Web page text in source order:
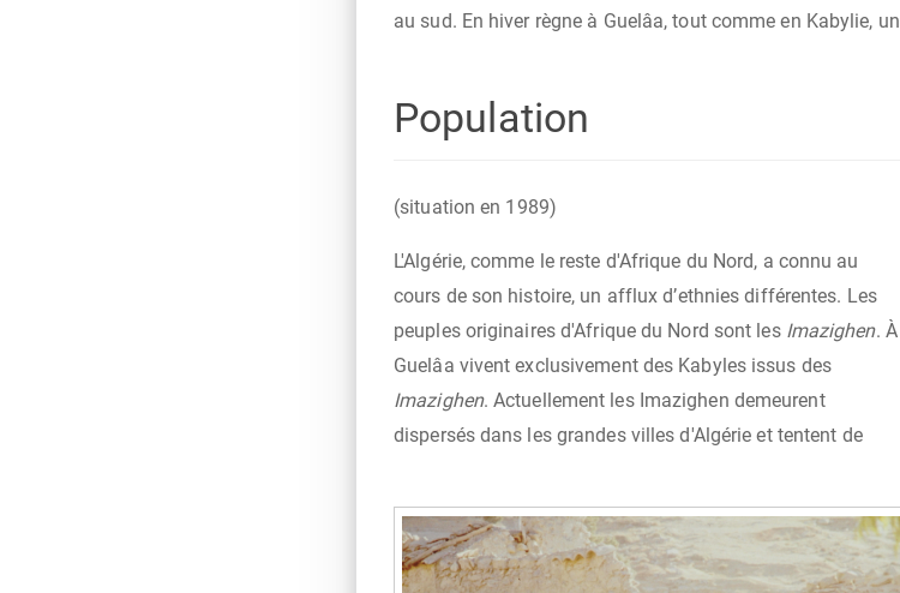
au sud. En hiver règne à Guelâa, tout comme en Kabylie, un
Population
(situation en 1989)
L'Algérie, comme le reste d'Afrique du Nord, a connu au
cours de son histoire, un afflux d’ethnies différentes. Les
peuples originaires d'Afrique du Nord sont les Imazighen. À
Guelâa vivent exclusivement des Kabyles issus des
Imazighen. Actuellement les Imazighen demeurent
dispersés dans les grandes villes d'Algérie et tentent de